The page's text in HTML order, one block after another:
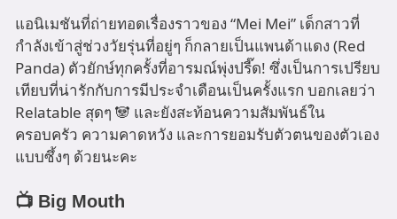
แอนิเมชันที่ถ่ายทอดเรื่องราวของ “Mei Mei” เด็กสาวที่
กำลังเข้าสู่ช่วงวัยรุ่นที่อยู่ๆ ก็กลายเป็นแพนด้าแดง (Red
Panda) ตัวยักษ์ทุกครั้งที่อารมณ์พุ่งปรี๊ด! ซึ่งเป็นการเปรียบ
เทียบที่น่ารักกับการมีประจำเดือนเป็นครั้งแรก บอกเลยว่า
Relatable สุดๆ 🐼 และยังสะท้อนความสัมพันธ์ใน
ครอบครัว ความคาดหวัง และการยอมรับตัวตนของตัวเอง
แบบซึ้งๆ ด้วยนะคะ
📺 Big Mouth